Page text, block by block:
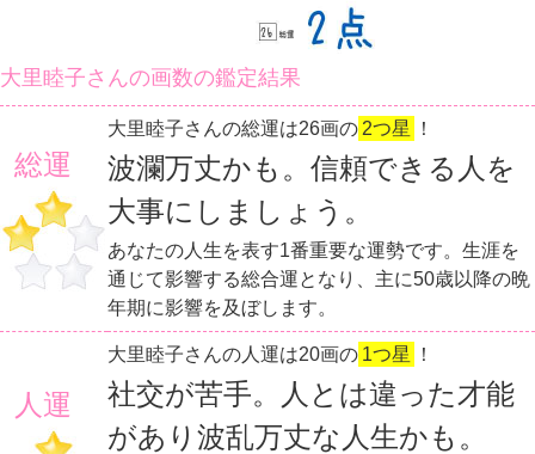
大里睦子さんの画数の鑑定結果
総運
大里睦子さんの総運は26画の 2つ星 ！
波瀾万丈かも。信頼できる人を
大事にしましょう。
あなたの人生を表す1番重要な運勢です。生涯を
通じて影響する総合運となり、主に50歳以降の晩
年期に影響を及ぼします。
人運
大里睦子さんの人運は20画の 1つ星 ！
社交が苦手。人とは違った才能
があり波乱万丈な人生かも。